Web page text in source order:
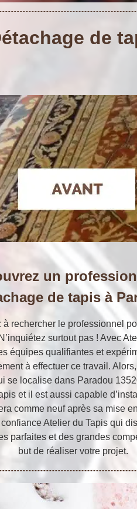
de
un
de tapis à
à rechercher le professionnel
surtout pas ! Avec
équipes qualifiantes et
à effectuer ce travail.
se localise dans Paradou
et il est aussi capable
comme neuf après sa mise
confiance Atelier du Tapis qui
parfaites et des grandes
but de réaliser votre projet.